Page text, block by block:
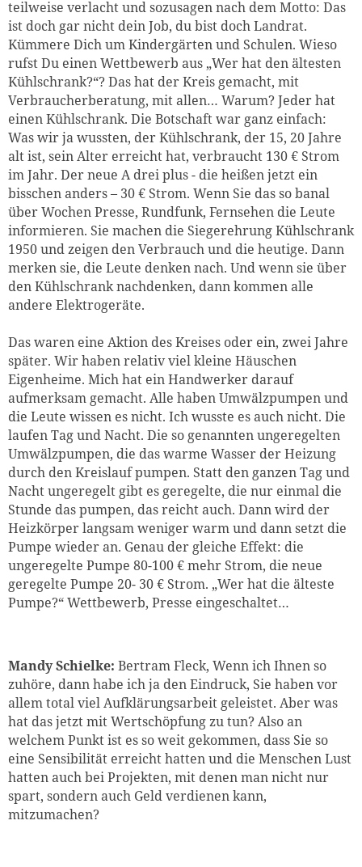
teilweise verlacht und sozusagen nach dem Motto: Das
ist doch gar nicht dein Job, du bist doch Landrat.
Kümmere Dich um Kindergärten und Schulen. Wieso
rufst Du einen Wettbewerb aus „Wer hat den ältesten
Kühlschrank?“? Das hat der Kreis gemacht, mit
Verbraucherberatung, mit allen… Warum? Jeder hat
einen Kühlschrank. Die Botschaft war ganz einfach:
Was wir ja wussten, der Kühlschrank, der 15, 20 Jahre
alt ist, sein Alter erreicht hat, verbraucht 130 € Strom
im Jahr. Der neue A drei plus - die heißen jetzt ein
bisschen anders – 30 € Strom. Wenn Sie das so banal
über Wochen Presse, Rundfunk, Fernsehen die Leute
informieren. Sie machen die Siegerehrung Kühlschrank
1950 und zeigen den Verbrauch und die heutige. Dann
merken sie, die Leute denken nach. Und wenn sie über
den Kühlschrank nachdenken, dann kommen alle
andere Elektrogeräte.
Das waren eine Aktion des Kreises oder ein, zwei Jahre
später. Wir haben relativ viel kleine Häuschen
Eigenheime. Mich hat ein Handwerker darauf
aufmerksam gemacht. Alle haben Umwälzpumpen und
die Leute wissen es nicht. Ich wusste es auch nicht. Die
laufen Tag und Nacht. Die so genannten ungeregelten
Umwälzpumpen, die das warme Wasser der Heizung
durch den Kreislauf pumpen. Statt den ganzen Tag und
Nacht ungeregelt gibt es geregelte, die nur einmal die
Stunde das pumpen, das reicht auch. Dann wird der
Heizkörper langsam weniger warm und dann setzt die
Pumpe wieder an. Genau der gleiche Effekt: die
ungeregelte Pumpe 80-100 € mehr Strom, die neue
geregelte Pumpe 20- 30 € Strom. „Wer hat die älteste
Pumpe?“ Wettbewerb, Presse eingeschaltet…
Mandy Schielke: Bertram Fleck, Wenn ich Ihnen so
zuhöre, dann habe ich ja den Eindruck, Sie haben vor
allem total viel Aufklärungsarbeit geleistet. Aber was
hat das jetzt mit Wertschöpfung zu tun? Also an
welchem Punkt ist es so weit gekommen, dass Sie so
eine Sensibilität erreicht hatten und die Menschen Lust
hatten auch bei Projekten, mit denen man nicht nur
spart, sondern auch Geld verdienen kann,
mitzumachen?